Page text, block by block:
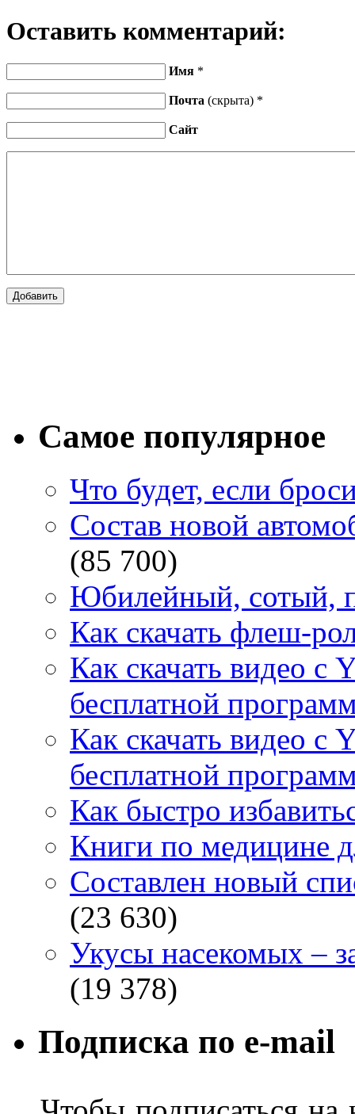
Оставить комментарий:
Имя *
Почта (скрыта) *
Сайт
Самое популярное
Что будет, если
Состав новой
(85 700)
Юбилейный, сотый,
Как скачать флеш-
Как скачать видео с
бесплатной
Как скачать видео с
бесплатной
Как быстро
Книги по медицине
Составлен новый
(23 630)
Укусы насекомых –
(19 378)
Подписка по e-mail